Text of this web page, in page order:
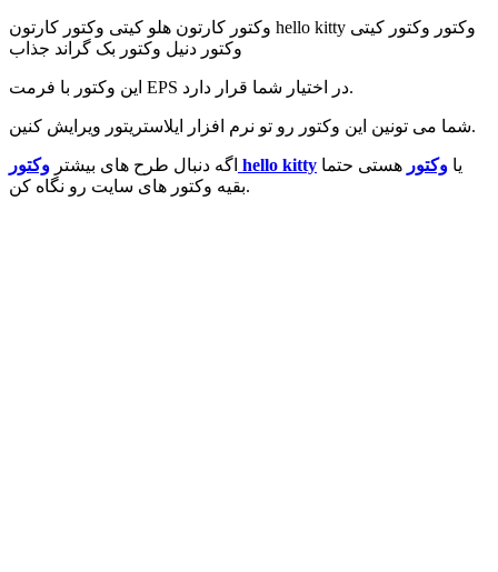
وکتور کارتون هلو کیتی وکتور کارتون hello kitty وکتور وکتور کیتی
وکتور دنیل وکتور بک گراند جذاب
این وکتور با فرمت EPS در اختیار شما قرار دارد.
شما می تونین این وکتور رو تو نرم افزار ایلاستریتور ویرایش کنین.
اگه دنبال طرح های بیشتر وکتور hello kitty یا وکتور هستی حتما
بقیه وکتور های سایت رو نگاه کن.